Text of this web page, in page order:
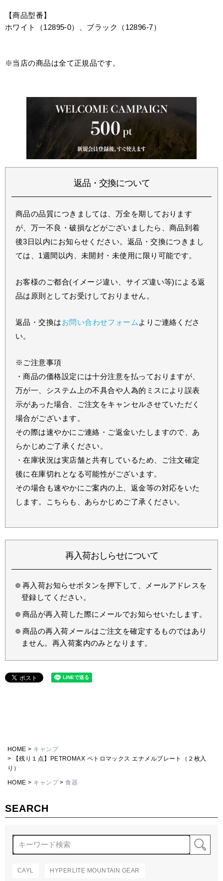
SEARCH
CAYL HYPERLITE MOUNTAIN GEAR
【商品型番】
ホワイト（12895-0）、ブラック（12896-7）
※当店の商品は全て正規品です。
返品・交換について
商品の品質につきましては、万全を期しております
が、万一不良・破損などがございましたら、商品到着
後3日以内にお知らせください。返品・交換につきまし
ては、1週間以内、未開封・未使用に限り可能です。
お客様のご都合(イメージ違い、サイズ違い等)による返
品は原則としてお受けしておりません。
返品・交換はお問い合わせフォーム よりご連絡くださ
い。
※ご注意事項
・商品の価格設定には十分注意を払っておりますが、
万が一、システム上の不具合や人為的ミスにより誤表
示があった場合、ご注文をキャンセルさせていただく
場合がございます。
その際は速やかにご連絡・ご返金いたしますので、あ
らかじめご了承ください。
・在庫状況は実店舗と共有しているため、ご注文確定
後に在庫切れとなる可能性がございます。
その場合も速やかにご案内の上、返金等の対応をいた
します。こちらも、あらかじめご了承ください。
再入荷おしらせについて
再入荷お知らせボタンを押下して、メールアドレスを
登録してください。
商品が再入荷した際にメールでお知らせいたします。
商品の再入荷メールはご注文を確定するものではあり
ません。再入荷案内のみとなります。
HOME
キャンプ
【残り１点】PETROMAX ペトロマックス エナメルプレート（２枚入
り）
HOME キャンプ 食器